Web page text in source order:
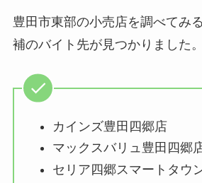
豊田市東部の小売店を調べてみ
補のバイト先が見つかりました。
カインズ豊田四郷店
マックスバリュ豊田四郷
セリア四郷スマートタウ